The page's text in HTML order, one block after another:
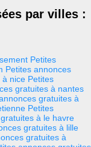
par villes :
Petites
Petites annonces
à nice Petites
gratuites à nantes
gratuites à
Petites
à le havre
gratuites à lille
gratuites à